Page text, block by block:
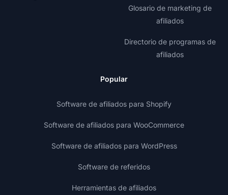
Glosario de marketing de
afiliados
Directorio de programas de
afiliados
Popular
Software de afiliados para Shopify
Software de afiliados para WooCommerce
Software de afiliados para WordPress
Software de referidos
Herramientas de afiliados